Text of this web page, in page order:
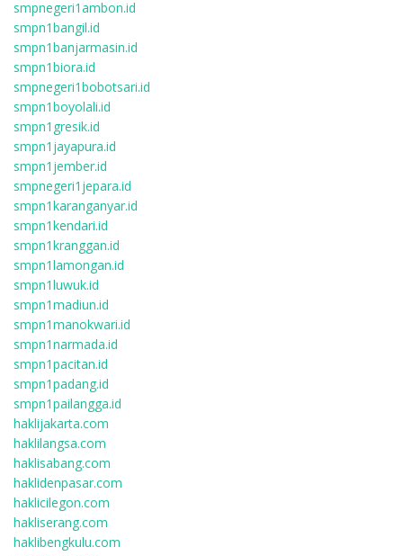
smpnegeri1ambon.id
smpn1bangil.id
smpn1banjarmasin.id
smpn1biora.id
smpnegeri1bobotsari.id
smpn1boyolali.id
smpn1gresik.id
smpn1jayapura.id
smpn1jember.id
smpnegeri1jepara.id
smpn1karanganyar.id
smpn1kendari.id
smpn1kranggan.id
smpn1lamongan.id
smpn1luwuk.id
smpn1madiun.id
smpn1manokwari.id
smpn1narmada.id
smpn1pacitan.id
smpn1padang.id
smpn1pailangga.id
haklijakarta.com
haklilangsa.com
haklisabang.com
haklidenpasar.com
haklicilegon.com
hakliserang.com
haklibengkulu.com